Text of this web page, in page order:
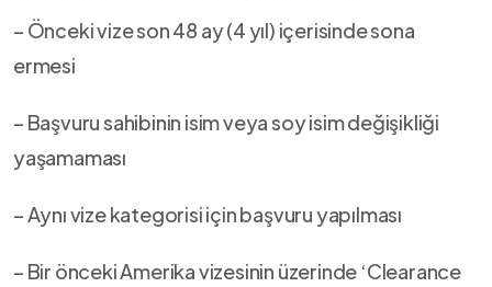
– Önceki vize son 48 ay (4 yıl) içerisinde sona
ermesi
– Başvuru sahibinin isim veya soy isim değişikliği
yaşamaması
– Aynı vize kategorisi için başvuru yapılması
– Bir önceki Amerika vizesinin üzerinde ‘Clearance